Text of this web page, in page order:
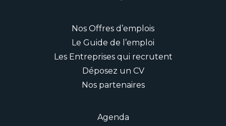
Nos Offres d’emplois
Le Guide de l’emploi
Les Entreprises qui recrutent
Déposez un CV
Nos partenaires
Agenda